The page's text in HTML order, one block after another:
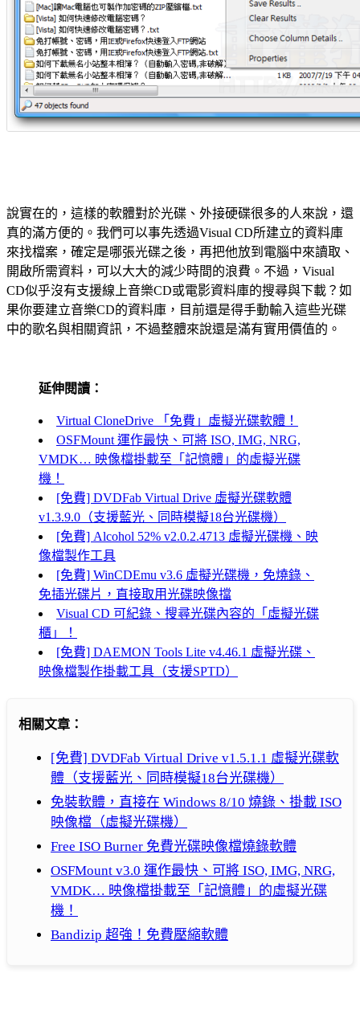
說實在的，這樣的軟體對於光碟、外接硬碟很多的人來說，還
真的滿方便的。我們可以事先透過Visual CD所建立的資料庫
來找檔案，確定是哪張光碟之後，再把他放到電腦中來讀取、
開啟所需資料，可以大大的減少時間的浪費。不過，Visual
CD似乎沒有支援線上音樂CD或電影資料庫的搜尋與下載？如
果你要建立音樂CD的資料庫，目前還是得手動輸入這些光碟
中的歌名與相關資訊，不過整體來說還是滿有實用價值的。
延伸閱讀：
Virtual CloneDrive 「免費」虛擬光碟軟體！
OSFMount 運作最快、可將 ISO, IMG, NRG,
VMDK… 映像檔掛載至「記憶體」的虛擬光碟
機！
[免費] DVDFab Virtual Drive 虛擬光碟軟體
v1.3.9.0（支援藍光、同時模擬18台光碟機）
[免費] Alcohol 52% v2.0.2.4713 虛擬光碟機、映
像檔製作工具
[免費] WinCDEmu v3.6 虛擬光碟機，免燒錄、
免插光碟片，直接取用光碟映像擋
Visual CD 可紀錄、搜尋光碟內容的「虛擬光碟
櫃」！
[免費] DAEMON Tools Lite v4.46.1 虛擬光碟、
映像檔製作掛載工具（支援SPTD）
相關文章：
[免費] DVDFab Virtual Drive v1.5.1.1 虛擬光碟軟
體（支援藍光、同時模擬18台光碟機）
免裝軟體，直接在 Windows 8/10 燒錄、掛載 ISO
映像檔（虛擬光碟機）
Free ISO Burner 免費光碟映像檔燒錄軟體
OSFMount v3.0 運作最快、可將 ISO, IMG, NRG,
VMDK… 映像檔掛載至「記憶體」的虛擬光碟
機！
Bandizip 超強！免費壓縮軟體